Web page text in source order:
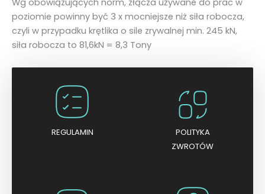
Wg obowiązujących norm, złącza używane do prac w
poziomie powinny być 3 x mocniejsze niż siła robocza,
czyli w przypadku krętlika o sile zrywalnej min. 245 kN,
siła robocza to 81,6kN = 8,3 Tony
REGULAMIN
POLITYKA
ZWROTÓW